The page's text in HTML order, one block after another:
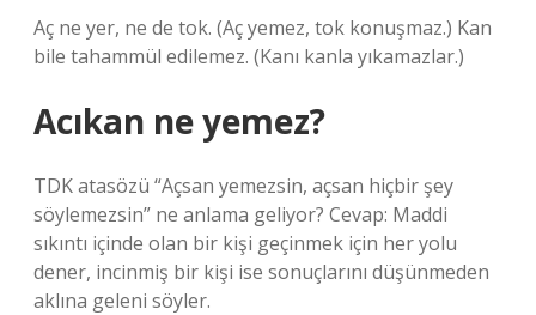
Aç ne yer, ne de tok. (Aç yemez, tok konuşmaz.) Kan
bile tahammül edilemez. (Kanı kanla yıkamazlar.)
Acıkan ne yemez?
TDK atasözü “Açsan yemezsin, açsan hiçbir şey
söylemezsin” ne anlama geliyor? Cevap: Maddi
sıkıntı içinde olan bir kişi geçinmek için her yolu
dener, incinmiş bir kişi ise sonuçlarını düşünmeden
aklına geleni söyler.